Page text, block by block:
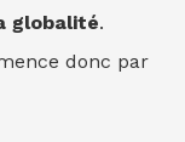
globalité.
donc par